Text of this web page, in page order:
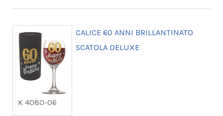
K 4080-06
CALICE 60 ANNI BRILLANTINATO
SCATOLA DELUXE